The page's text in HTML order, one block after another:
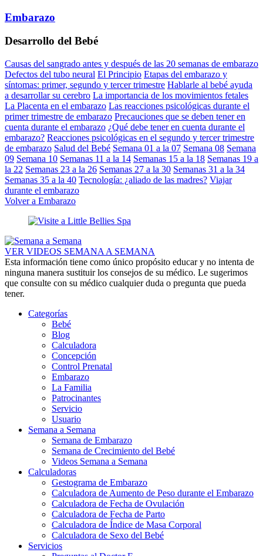
Embarazo
Desarrollo del Bebé
Causas del sangrado antes y después de las 20 semanas de embarazo
Defectos del tubo neural El Principio Etapas del embarazo y
síntomas: primer, segundo y tercer trimestre Hablarle al bebé ayuda
a desarrollar su cerebro La importancia de los movimientos fetales
La Placenta en el embarazo Las reacciones psicológicas durante el
primer trimestre de embarazo Precauciones que se deben tener en
cuenta durante el embarazo ¿Qué debe tener en cuenta durante el
embarazo? Reacciones psicológicas en el segundo y tercer trimestre
de embarazo Salud del Bebé Semana 01 a la 07 Semana 08 Semana
09 Semana 10 Semanas 11 a la 14 Semanas 15 a la 18 Semanas 19 a
la 22 Semanas 23 a la 26 Semanas 27 a la 30 Semanas 31 a la 34
Semanas 35 a la 40 Tecnología: ¿aliado de las madres? Viajar
durante el embarazo
Volver a Embarazo
VER VIDEOS SEMANA A SEMANA
Esta información tiene como único propósito educar y no intenta de
ninguna manera sustituir los consejos de su médico. Le sugerimos
que consulte con su médico cualquier duda o pregunta que pueda
tener.
Categorías
Bebé
Blog
Calculadora
Concepción
Control Prenatal
Embarazo
La Familia
Patrocinantes
Servicio
Usuario
Semana a Semana
Semana de Embarazo
Semana de Crecimiento del Bebé
Videos Semana a Semana
Calculadoras
Gestograma de Embarazo
Calculadora de Aumento de Peso durante el Embarazo
Calculadora de Fecha de Ovulación
Calculadora de Fecha de Parto
Calculadora de Índice de Masa Corporal
Calculadora de Sexo del Bebé
Servicios